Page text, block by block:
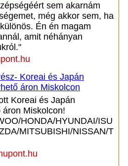
sem akarnám
még akkor sem, ha
Én én magam
amit néhányan
Koreai és Japán
áron Miskolcon
Koreai és Japán
Miskolcon!
HONDA/HYUNDAI/ISU
MITSUBISHI/NISSAN/T